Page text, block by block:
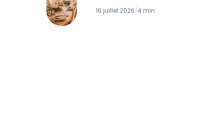
au cœur du pays du
16 juillet 2026/4 min